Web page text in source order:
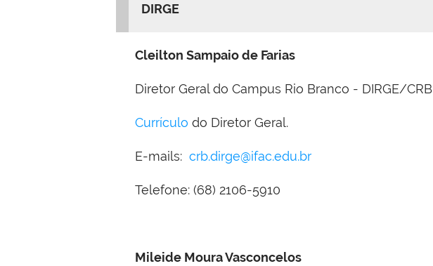
DIRGE
Cleilton Sampaio de Farias
Diretor Geral do Campus Rio Branco - DIRGE/CRB
Currículo do Diretor Geral.
E-mails: crb.dirge@ifac.edu.br
Telefone: (68) 2106-5910
Mileide Moura Vasconcelos